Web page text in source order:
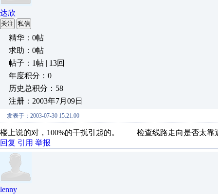
达欣
关注 私信
精华：0帖
求助：0帖
帖子：1帖 | 13回
年度积分：0
历史总积分：58
注册：2003年7月09日
发表于：2003-07-30 15:21:00
楼上说的对，100%的干扰引起的。 检查线路走向是否太靠
回复 引用 举报
lenny